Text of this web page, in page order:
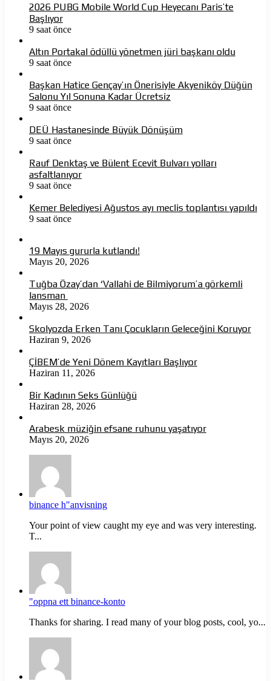
2026 PUBG Mobile World Cup Heyecanı Paris’te
Başlıyor
9 saat önce
Altın Portakal ödüllü yönetmen jüri başkanı oldu
9 saat önce
Başkan Hatice Gençay’ın Önerisiyle Akyeniköy Düğün
Salonu Yıl Sonuna Kadar Ücretsiz
9 saat önce
DEÜ Hastanesinde Büyük Dönüşüm
9 saat önce
Rauf Denktaş ve Bülent Ecevit Bulvarı yolları
asfaltlanıyor
9 saat önce
Kemer Belediyesi Ağustos ayı meclis toplantısı yapıldı
9 saat önce
19 Mayıs gururla kutlandı!
Mayıs 20, 2026
Tuğba Özay’dan ‘Vallahi de Bilmiyorum’a görkemli
lansman
Mayıs 28, 2026
Skolyozda Erken Tanı Çocukların Geleceğini Koruyor
Haziran 9, 2026
ÇİBEM’de Yeni Dönem Kayıtları Başlıyor
Haziran 11, 2026
Bir Kadının Seks Günlüğü
Haziran 28, 2026
Arabesk müziğin efsane ruhunu yaşatıyor
Mayıs 20, 2026
binance h"anvisning
Your point of view caught my eye and was very interesting.
T...
"oppna ett binance-konto
Thanks for sharing. I read many of your blog posts, cool, yo...